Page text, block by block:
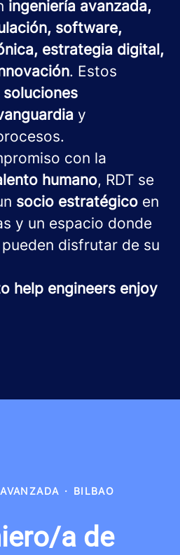
ingeniería avanzada,
software,
estrategia digital,
. Estos
soluciones
y
con la
humano, RDT se
socio estratégico en
y un espacio donde
disfrutar de su
help engineers enjoy
· BILBAO
a de